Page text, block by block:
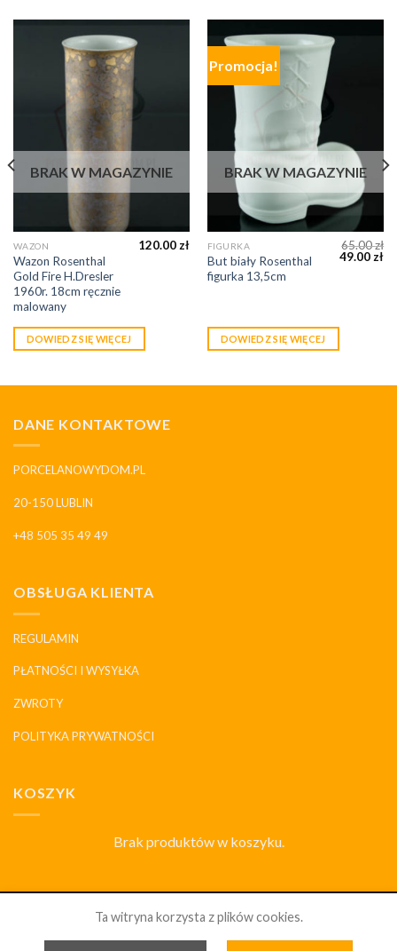
BRAK W MAGAZYNIE
WAZON
Wazon Rosenthal
Gold Fire H.Dresler
1960r. 18cm ręcznie
malowany
120.00 zł
DOWIEDZ SIĘ WIĘCEJ
Promocja!
BRAK W MAGAZYNIE
FIGURKA
But biały Rosenthal
figurka 13,5cm
65.00zł
49.00 zł
DOWIEDZ SIĘ WIĘCEJ
DANE KONTAKTOWE
PORCELANOWYDOM.PL
20-150 LUBLIN
+48 505 35 49 49
OBSŁUGA KLIENTA
REGULAMIN
PŁATNOŚCI I WYSYŁKA
ZWROTY
POLITYKA PRYWATNOŚCI
KOSZYK
Brak produktów w koszyku.
DLACZEGO MY HISTORIA I MARKI KONTAKT
PORCELANOWYDOM.PL 2026 ©WSZELKIE PRAWA
Ta witryna korzysta z plików cookies.